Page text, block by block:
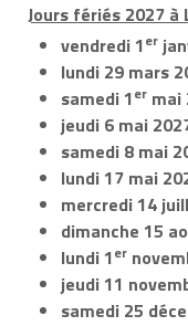
Jours fériés 2027 à
vendredi 1er
lundi 29 mars
samedi 1er mai
jeudi 6 mai
samedi 8 mai
lundi 17 mai
mercredi 14
dimanche 15
lundi 1er
jeudi 11
samedi 25